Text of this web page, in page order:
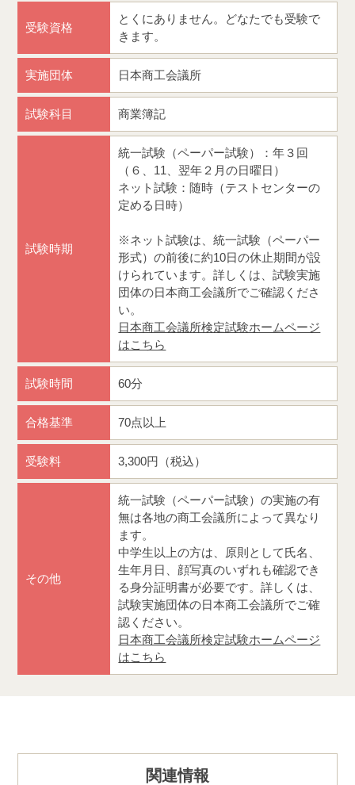
受験資格
とくにありません。どなたでも受験で
きます。
実施団体 日本商工会議所
試験科目 商業簿記
試験時期
統一試験（ペーパー試験）：年３回
（６、11、翌年２月の日曜日）
ネット試験：随時（テストセンターの
定める日時）
※ネット試験は、統一試験（ペーパー
形式）の前後に約10日の休止期間が設
けられています。詳しくは、試験実施
団体の日本商工会議所でご確認くださ
い。
日本商工会議所検定試験ホームページ
はこちら
試験時間 60分
合格基準 70点以上
受験料 3,300円（税込）
その他
統一試験（ペーパー試験）の実施の有
無は各地の商工会議所によって異なり
ます。
中学生以上の方は、原則として氏名、
生年月日、顔写真のいずれも確認でき
る身分証明書が必要です。詳しくは、
試験実施団体の日本商工会議所でご確
認ください。
日本商工会議所検定試験ホームページ
はこちら
関連情報